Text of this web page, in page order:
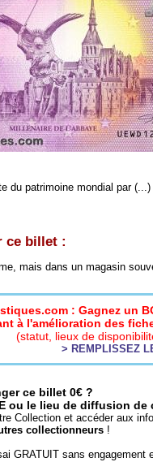
du patrimoine mondial par (...)
ce billet :
mais dans un magasin
: Gagnez un
à l'amélioration des
(statut, lieux de
> REMPLISSEZ
ce billet 0€ ?
ou le lieu de diffusion de
Collection et accéder aux
collectionneurs !
GRATUIT sans engagement